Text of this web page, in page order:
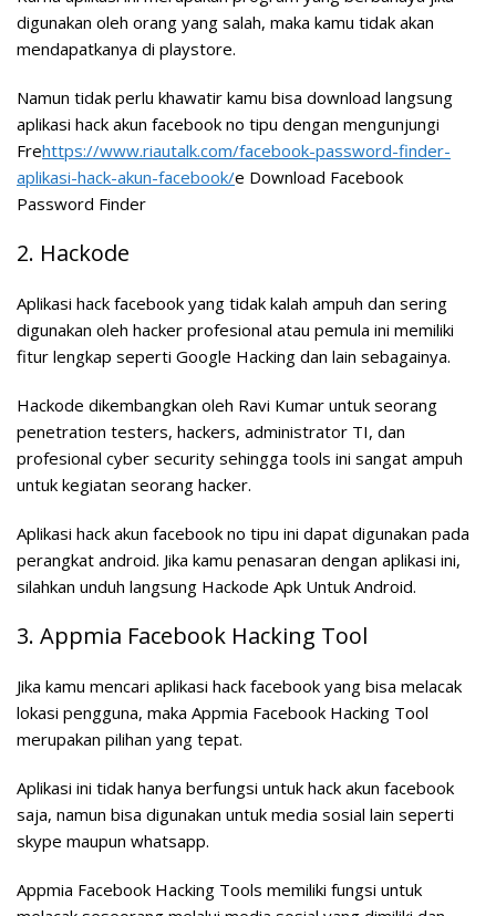
digunakan oleh orang yang salah, maka kamu tidak akan
mendapatkanya di playstore.
Namun tidak perlu khawatir kamu bisa download langsung
aplikasi hack akun facebook no tipu dengan mengunjungi
Frehttps://www.riautalk.com/facebook-password-finder-
aplikasi-hack-akun-facebook/e Download Facebook
Password Finder
2. Hackode
Aplikasi hack facebook yang tidak kalah ampuh dan sering
digunakan oleh hacker profesional atau pemula ini memiliki
fitur lengkap seperti Google Hacking dan lain sebagainya.
Hackode dikembangkan oleh Ravi Kumar untuk seorang
penetration testers, hackers, administrator TI, dan
profesional cyber security sehingga tools ini sangat ampuh
untuk kegiatan seorang hacker.
Aplikasi hack akun facebook no tipu ini dapat digunakan pada
perangkat android. Jika kamu penasaran dengan aplikasi ini,
silahkan unduh langsung Hackode Apk Untuk Android.
3. Appmia Facebook Hacking Tool
Jika kamu mencari aplikasi hack facebook yang bisa melacak
lokasi pengguna, maka Appmia Facebook Hacking Tool
merupakan pilihan yang tepat.
Aplikasi ini tidak hanya berfungsi untuk hack akun facebook
saja, namun bisa digunakan untuk media sosial lain seperti
skype maupun whatsapp.
Appmia Facebook Hacking Tools memiliki fungsi untuk